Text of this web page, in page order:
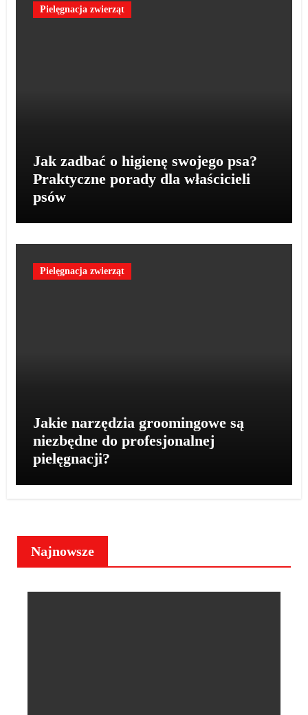
Pielęgnacja zwierząt
Jak zadbać o higienę swojego psa?
Praktyczne porady dla właścicieli
psów
Pielęgnacja zwierząt
Jakie narzędzia groomingowe są
niezbędne do profesjonalnej
pielęgnacji?
Najnowsze